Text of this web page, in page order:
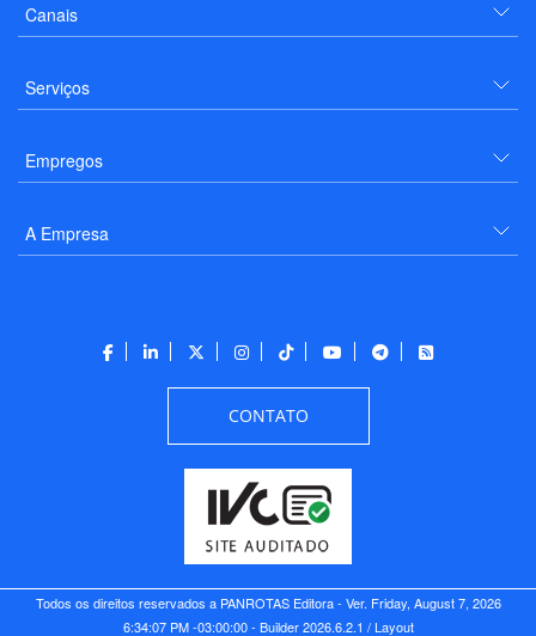
Canais
Serviços
Empregos
A Empresa
CONTATO
Todos os direitos reservados a PANROTAS Editora - Ver. Friday, August 7, 2026
6:34:07 PM -03:00:00 - Builder 2026.6.2.1 / Layout